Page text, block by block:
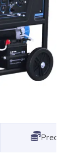
Lowest